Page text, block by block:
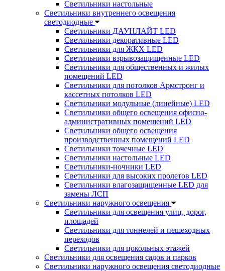
Светильники настольные
Светильники внутреннего освещения
светодиодные
Светильники ДАУНЛАЙТ LED
Светильники декоративные LED
Светильники для ЖКХ LED
Светильники взрывозащищенные LED
Светильники для общественных и жилых
помещений LED
Светильники для потолков Армстронг и
кассетных потолков LED
Светильники модульные (линейные) LED
Светильники общего освещения офисно-
административных помещений LED
Светильники общего освещения
производственных помещений LED
Светильники точечные LED
Светильники настольные LED
Светильники-ночники LED
Светильники для высоких пролетов LED
Светильники влагозащищенные LED для
замены ЛСП
Светильники наружного освещения
Светильники для освещения улиц, дорог,
площадей
Светильники для тоннелей и пешеходных
переходов
Светильники для цокольных этажей
Светильники для освещения садов и парков
Светильники наружного освещения светодиодные